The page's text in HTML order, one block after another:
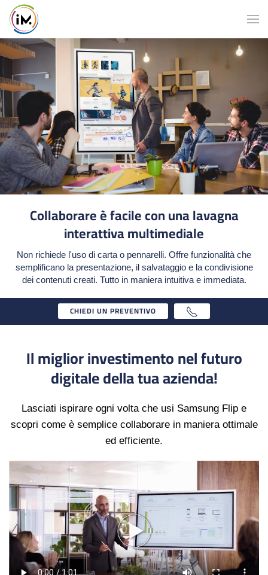
Collaborare è facile con una lavagna
interattiva multimediale
Non richiede l'uso di carta o pennarelli. Offre funzionalità che
semplificano la presentazione, il salvataggio e la condivisione
dei contenuti creati. Tutto in maniera intuitiva e immediata.
CHIEDI UN PREVENTIVO
Il miglior investimento nel futuro
digitale della tua azienda!
Lasciati ispirare ogni volta che usi Samsung Flip e
scopri come è semplice collaborare in maniera ottimale
ed efficiente.